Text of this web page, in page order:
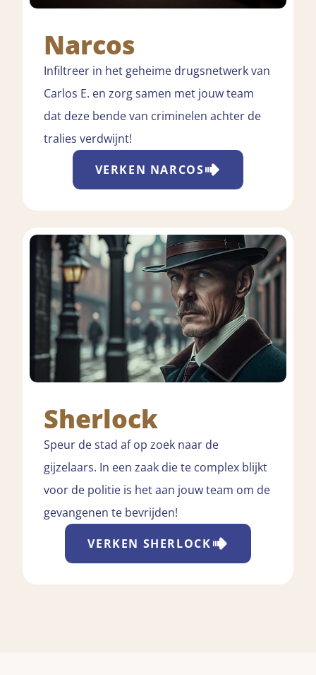
Narcos
Infiltreer in het geheime drugsnetwerk van
Carlos E. en zorg samen met jouw team
dat deze bende van criminelen achter de
tralies verdwijnt!
VERKEN NARCOS
Sherlock
Speur de stad af op zoek naar de
gijzelaars. In een zaak die te complex blijkt
voor de politie is het aan jouw team om de
gevangenen te bevrijden!
VERKEN SHERLOCK